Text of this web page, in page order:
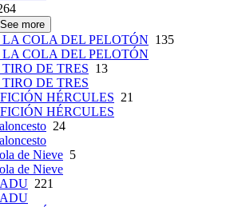
See more
LA COLA DEL PELOTÓN 135
LA COLA DEL PELOTÓN
TIRO DE TRES 13
TIRO DE TRES
HÉRCULES 21
HÉRCULES
24
de Nieve 5
de Nieve
221